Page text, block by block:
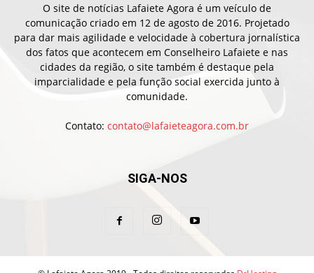
O site de notícias Lafaiete Agora é um veículo de
comunicação criado em 12 de agosto de 2016. Projetado
para dar mais agilidade e velocidade à cobertura jornalística
dos fatos que acontecem em Conselheiro Lafaiete e nas
cidades da região, o site também é destaque pela
imparcialidade e pela função social exercida junto à
comunidade.
Contato: contato@lafaieteagora.com.br
SIGA-NOS